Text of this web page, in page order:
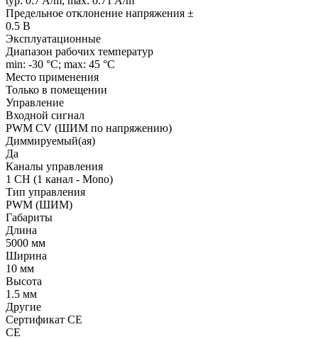
Предельное отклонение напряжения ±
0.5 В
Эксплуатационные
Диапазон рабочих температур
min: -30 °C; max: 45 °C
Место применения
Только в помещении
Управление
Входной сигнал
PWM СV (ШИМ по напряжению)
Диммируемый(ая)
Да
Каналы управления
1 CH (1 канал - Mono)
Тип управления
PWM (ШИМ)
Габариты
Длина
5000 мм
Ширина
10 мм
Высота
1.5 мм
Другие
Сертификат CE
CE